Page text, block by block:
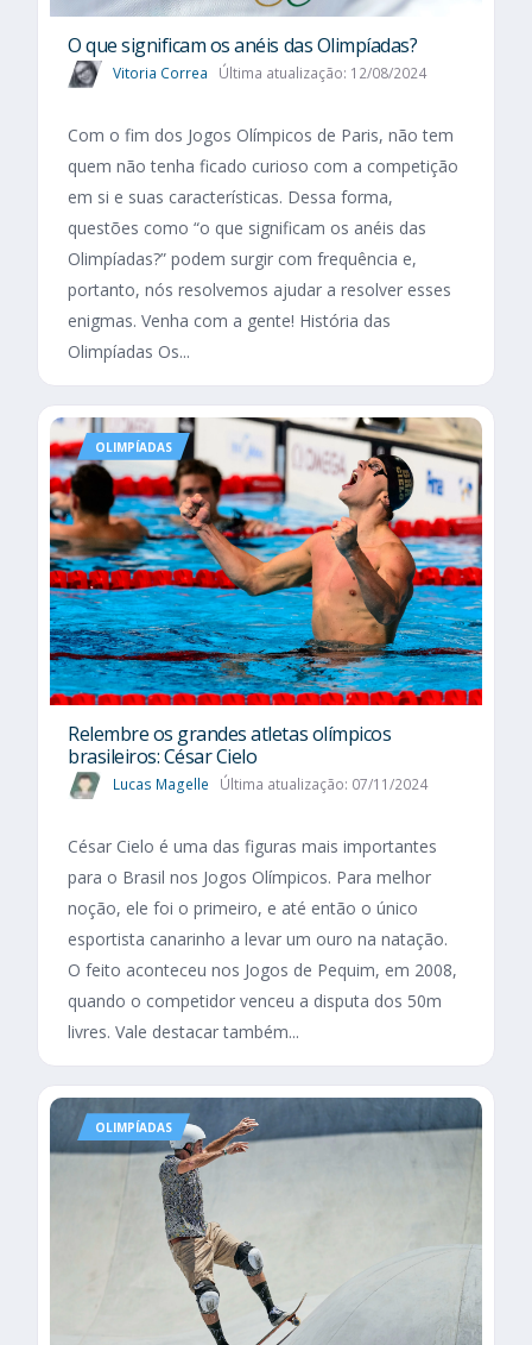
O que significam os anéis das Olimpíadas?
Vitoria Correa Última atualização: 12/08/2024
Com o fim dos Jogos Olímpicos de Paris, não tem
quem não tenha ficado curioso com a competição
em si e suas características. Dessa forma,
questões como “o que significam os anéis das
Olimpíadas?” podem surgir com frequência e,
portanto, nós resolvemos ajudar a resolver esses
enigmas. Venha com a gente! História das
Olimpíadas Os...
OLIMPÍADAS
Relembre os grandes atletas olímpicos
brasileiros: César Cielo
Lucas Magelle Última atualização: 07/11/2024
César Cielo é uma das figuras mais importantes
para o Brasil nos Jogos Olímpicos. Para melhor
noção, ele foi o primeiro, e até então o único
esportista canarinho a levar um ouro na natação.
O feito aconteceu nos Jogos de Pequim, em 2008,
quando o competidor venceu a disputa dos 50m
livres. Vale destacar também...
OLIMPÍADAS